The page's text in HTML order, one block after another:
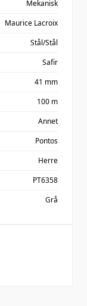
Mekanisk
Maurice Lacroix
Stål/Stål
Safir
41 mm
100 m
Annet
Pontos
Herre
PT6358
Grå